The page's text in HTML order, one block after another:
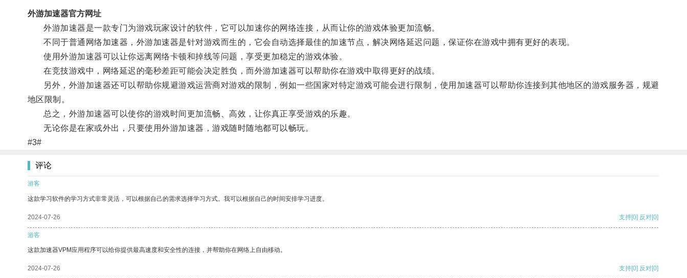
外游加速器官方网址
外游加速器是一款专门为游戏玩家设计的软件，它可以加速你的网络连接，从而让你的游戏体验更加流畅。
不同于普通网络加速器，外游加速器是针对游戏而生的，它会自动选择最佳的加速节点，解决网络延迟问题，保证你在游戏中拥有更好的表现。
使用外游加速器可以让你远离网络卡顿和掉线等问题，享受更加稳定的游戏体验。
在竞技游戏中，网络延迟的毫秒差距可能会决定胜负，而外游加速器可以帮助你在游戏中取得更好的战绩。
另外，外游加速器还可以帮助你规避游戏运营商对游戏的限制，例如一些国家对特定游戏可能会进行限制，使用加速器可以帮助你连接到其他地区的游戏服务器，规避
地区限制。
总之，外游加速器可以使你的游戏时间更加流畅、高效，让你真正享受游戏的乐趣。
无论你是在家或外出，只要使用外游加速器，游戏随时随地都可以畅玩。
#3#
评论
游客
这款学习软件的学习方式非常灵活，可以根据自己的需求选择学习方式。我可以根据自己的时间安排学习进度。
2024-07-26 支持[0] 反对[0]
游客
这款加速器VPM应用程序可以给你提供最高速度和安全性的连接，并帮助你在网络上自由移动。
2024-07-26 支持[0] 反对[0]